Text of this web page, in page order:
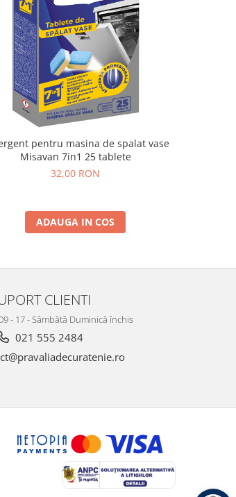
pentru masina de spalat vase
Misavan 7in1 25 tablete
32,00 RON
ADAUGA IN COS
CLIENTI
- 17 - Sâmbătă Duminică închis
021 555 2484